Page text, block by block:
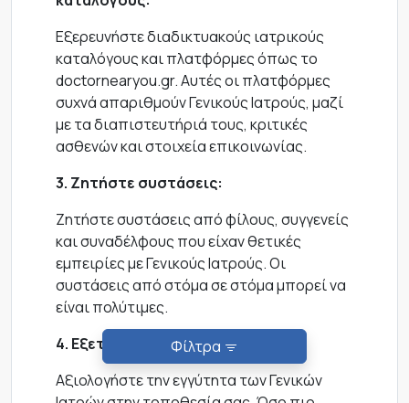
Φίλτρα
Εξερευνήστε διαδικτυακούς ιατρικούς
καταλόγους και πλατφόρμες όπως το
doctornearyou.gr. Αυτές οι πλατφόρμες
συχνά απαριθμούν Γενικούς Ιατρούς, μαζί
με τα διαπιστευτήριά τους, κριτικές
ασθενών και στοιχεία επικοινωνίας.
3. Ζητήστε συστάσεις:
Ζητήστε συστάσεις από φίλους, συγγενείς
και συναδέλφους που είχαν θετικές
εμπειρίες με Γενικούς Ιατρούς. Οι
συστάσεις από στόμα σε στόμα μπορεί να
είναι πολύτιμες.
4. Εξετάστε την τοποθεσία:
Αξιολογήστε την εγγύτητα των Γενικών